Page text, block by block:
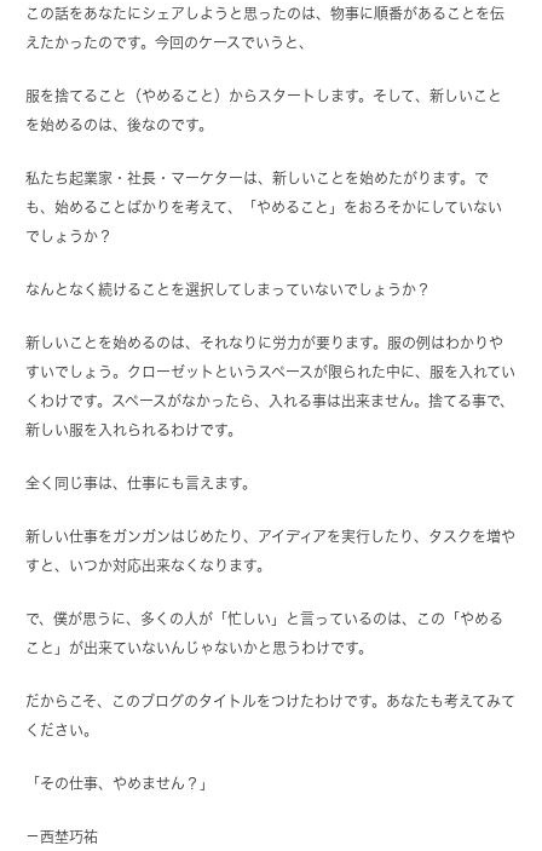
この話をあなたにシェアしようと思ったのは、物事に順番があることを伝
えたかったのです。今回のケースでいうと、
服を捨てること（やめること）からスタートします。そして、新しいこと
を始めるのは、後なのです。
私たち起業家・社長・マーケターは、新しいことを始めたがります。で
も、始めることばかりを考えて、「やめること」をおろそかにしていない
でしょうか？
なんとなく続けることを選択してしまっていないでしょうか？
新しいことを始めるのは、それなりに労力が要ります。服の例はわかりや
すいでしょう。クローゼットというスペースが限られた中に、服を入れてい
くわけです。スペースがなかったら、入れる事は出来ません。捨てる事で、
新しい服を入れられるわけです。
全く同じ事は、仕事にも言えます。
新しい仕事をガンガンはじめたり、アイディアを実行したり、タスクを増や
すと、いつか対応出来なくなります。
で、僕が思うに、多くの人が「忙しい」と言っているのは、この「やめる
こと」が出来ていないんじゃないかと思うわけです。
だからこそ、このブログのタイトルをつけたわけです。あなたも考えてみて
ください。
「その仕事、やめません？」
－西埜巧祐